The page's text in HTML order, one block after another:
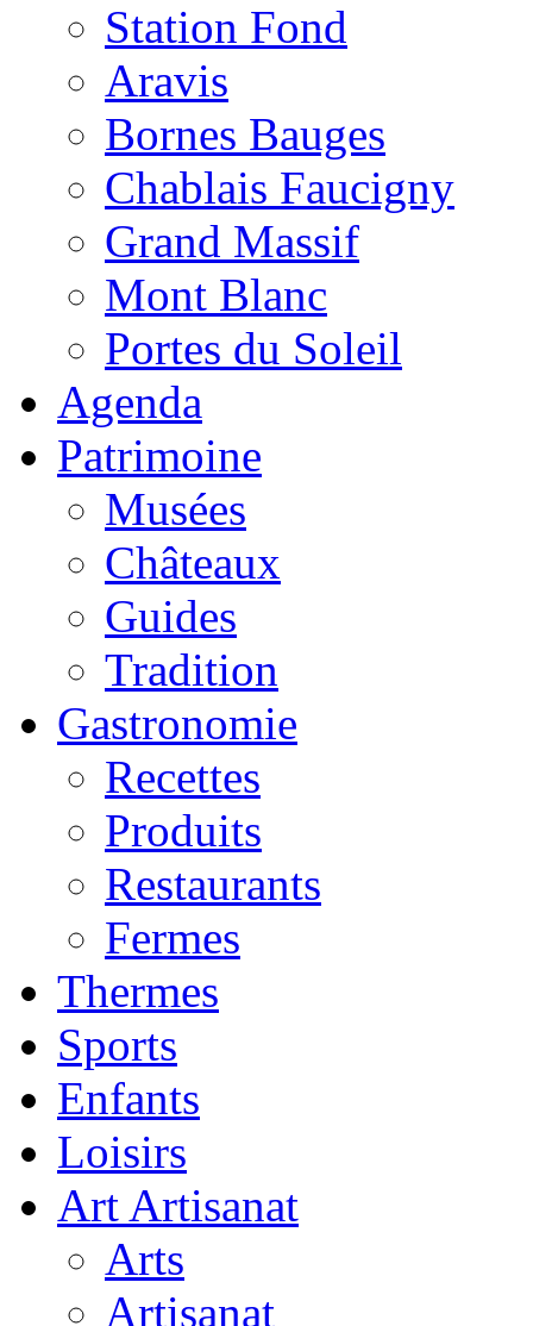
Station Fond
Aravis
Bornes Bauges
Chablais Faucigny
Grand Massif
Mont Blanc
Portes du Soleil
Agenda
Patrimoine
Musées
Châteaux
Guides
Tradition
Gastronomie
Recettes
Produits
Restaurants
Fermes
Thermes
Sports
Enfants
Loisirs
Art Artisanat
Arts
Artisanat